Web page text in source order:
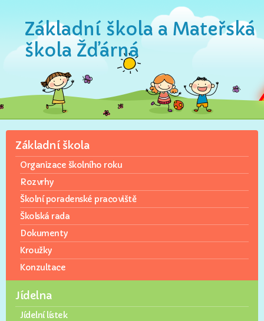
Základní škola a Mateřská
škola Žďárná
Základní škola
Organizace školního roku
Rozvrhy
Školní poradenské pracoviště
Školská rada
Dokumenty
Kroužky
Konzultace
Jídelna
Jídelní lístek